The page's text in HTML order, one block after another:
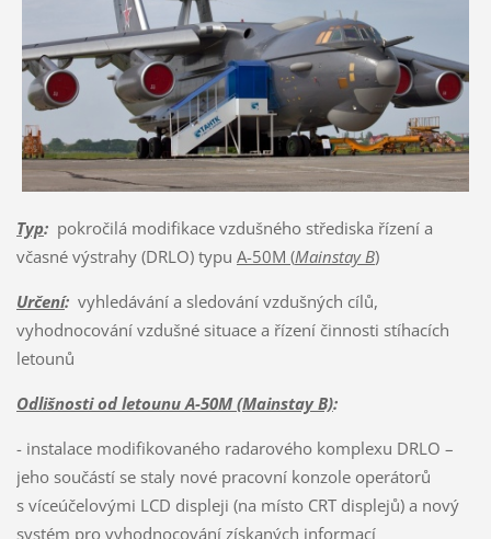
Typ:pokročilá modifikace vzdušného střediska řízení a
včasné výstrahy (DRLO) typu A-50M (Mainstay B)
Určení:vyhledávání a sledování vzdušných cílů,
vyhodnocování vzdušné situace a řízení činnosti stíhacích
letounů
Odlišnosti od letounu A-50M (Mainstay B):
- instalace modifikovaného radarového komplexu DRLO –
jeho součástí se staly nové pracovní konzole operátorů
s víceúčelovými LCD displeji (na místo CRT displejů) a nový
systém pro vyhodnocování získaných informací